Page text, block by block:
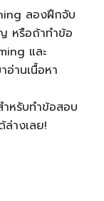
ลองฝึกจับ
หรือถ้าทำข้อ
และ
านเนื้อหา
หรับทำข้อสอบ
างเลย!